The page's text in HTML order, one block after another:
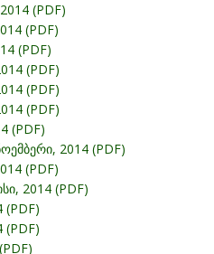
(PDF)
(PDF)
(PDF)
(PDF)
(PDF)
(PDF)
(PDF)
2014 (PDF)
(PDF)
2014 (PDF)
(PDF)
(PDF)